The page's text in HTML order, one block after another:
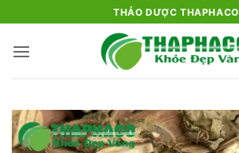
qua
nội
THẢO DƯỢC THAPHACO